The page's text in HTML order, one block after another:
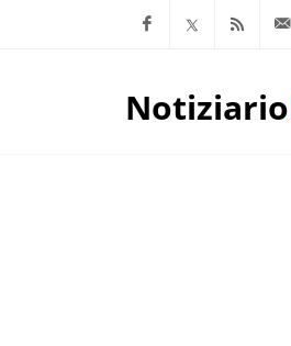
Facebook
x.com
Notiziario